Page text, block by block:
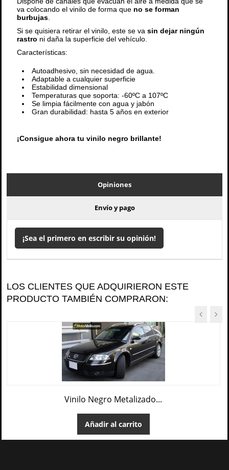
va colocando el vinilo de forma que no se forman
burbujas
Si se quisiera retirar el vinilo, este se va sin dejar ningún
rastro ni daña la superficie del vehículo.
Características:
Autoadhesivo, sin necesidad de agua.
Adaptable a cualquier superficie
Estabilidad dimensional
Temperaturas que soporta: -60ºC a 107ºC
Se limpia fácilmente con agua y jabón
Gran durabilidad: hasta 5 años en exterior
¡Consigue ahora tu vinilo negro brillante!
Opiniones
Envío y pago
¡Sea el primero en escribir su opinión!
LOS CLIENTES QUE ADQUIRIERON ESTE
PRODUCTO TAMBIÉN COMPRARON:
Vinilo Negro Metalizado...
Añadir al carrito